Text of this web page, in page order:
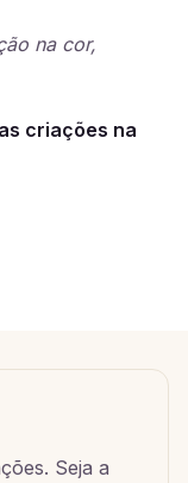
na cor,
criações na
Seja a